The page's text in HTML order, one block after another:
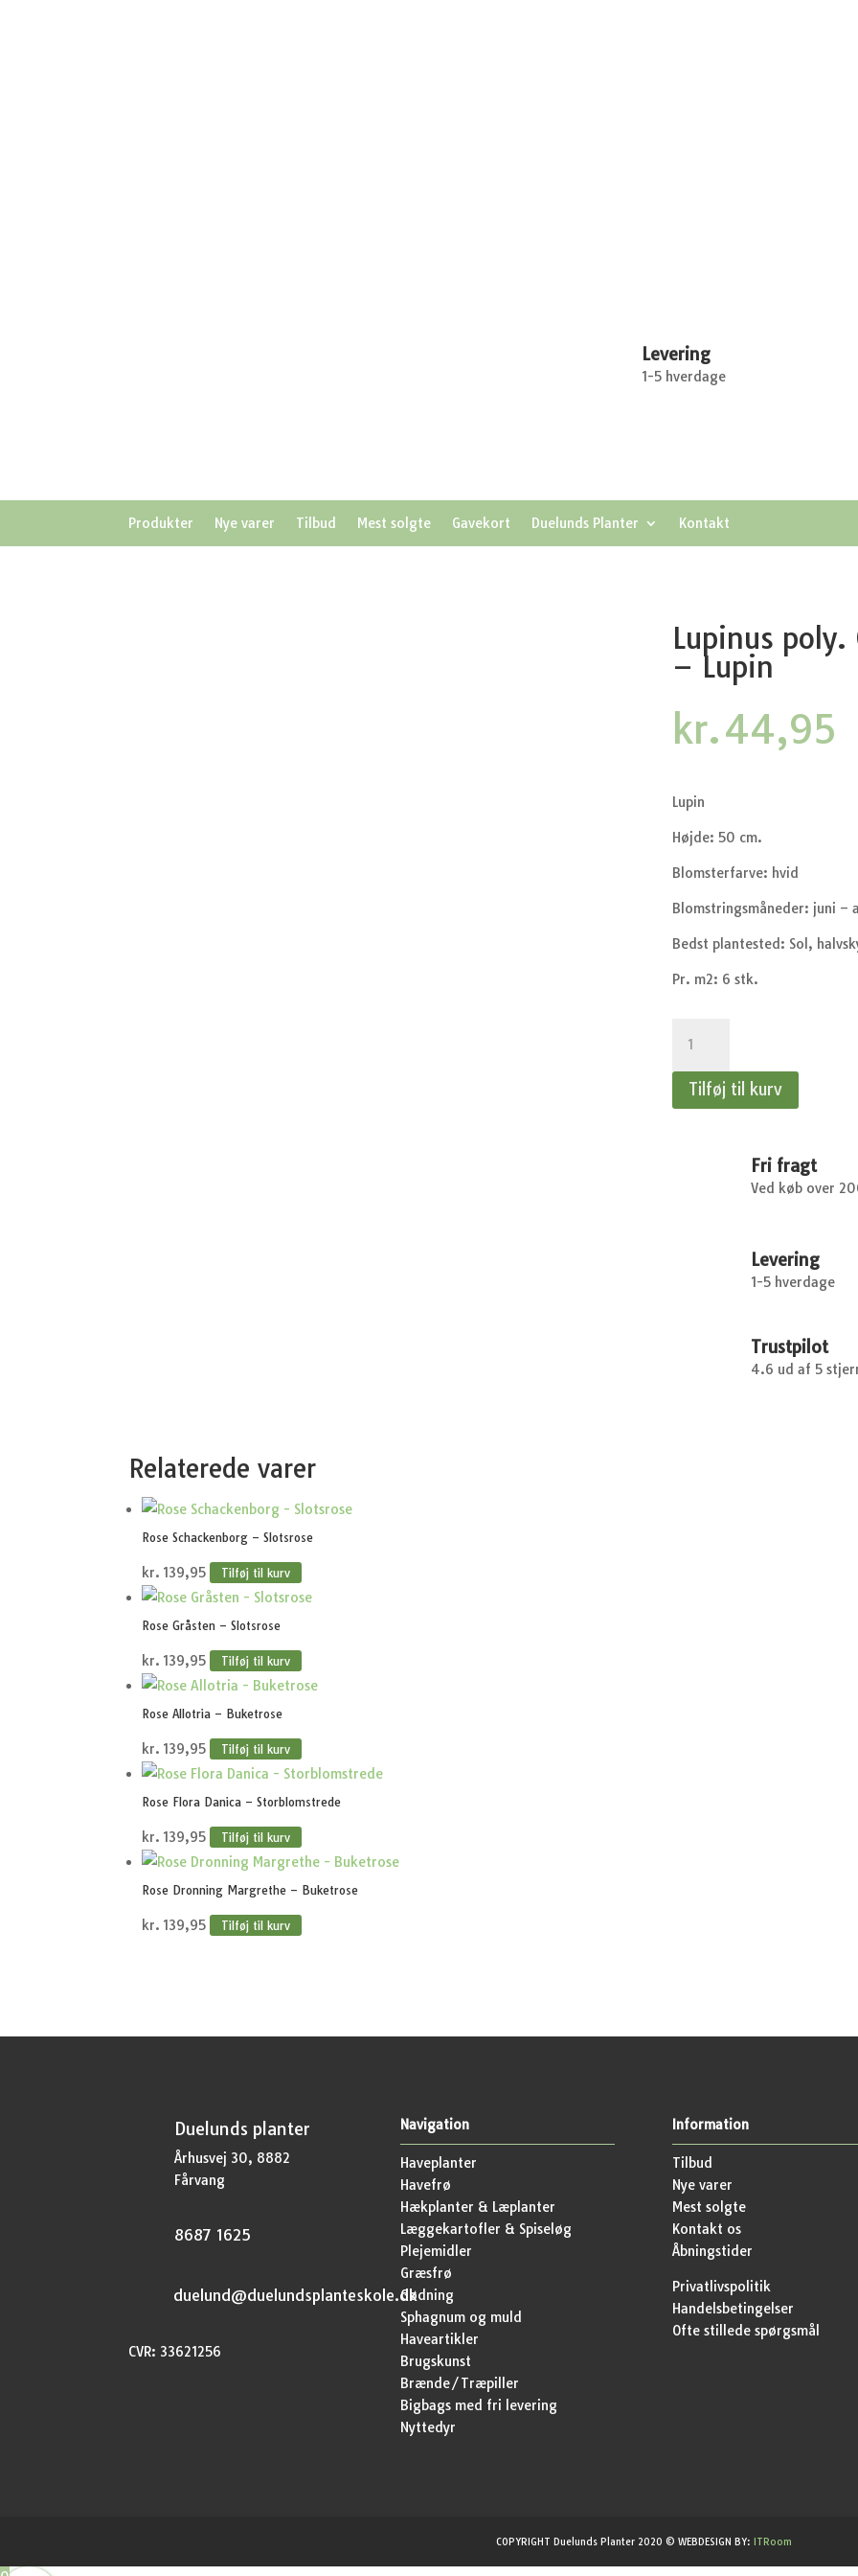
Levering
1-5 hverdage
Produkter Nye varer Tilbud Mest solgte Gavekort Duelunds Planter Kontakt
Lupinus poly.
– Lupin
kr.44,95
Lupin
Højde: 50 cm.
Blomsterfarve: hvid
Blomstringsmåneder: juni –
Bedst plantested: Sol,
Pr. m2: 6 stk.
poly.
Gallery
White
Tilføj til kurv
Fri fragt
Ved køb over
Levering
1-5 hverdage
Trustpilot
4.6 ud af 5
Relaterede varer
Rose Schackenborg – Slotsrose
kr. 139,95 Tilføj til kurv
Rose Gråsten – Slotsrose
kr. 139,95 Tilføj til kurv
Rose Allotria – Buketrose
kr. 139,95 Tilføj til kurv
Rose Flora Danica – Storblomstrede
kr. 139,95 Tilføj til kurv
Rose Dronning Margrethe – Buketrose
kr. 139,95 Tilføj til kurv
Duelunds planter
Århusvej 30, 8882
Fårvang
8687 1625
duelund@duelundsplanteskole.dk
CVR: 33621256
Navigation
Haveplanter
Havefrø
Hækplanter & Læplanter
Læggekartofler & Spiseløg
Plejemidler
Græsfrø
Gødning
Sphagnum og muld
Haveartikler
Brugskunst
Brænde/Træpiller
Bigbags med fri levering
Nyttedyr
Information
Tilbud
Nye varer
Mest solgte
Kontakt os
Åbningstider
Privatlivspolitik
Handelsbetingelser
Ofte stillede spørgsmål
COPYRIGHT Duelunds Planter 2020 © WEBDESIGN BY: ITRoom